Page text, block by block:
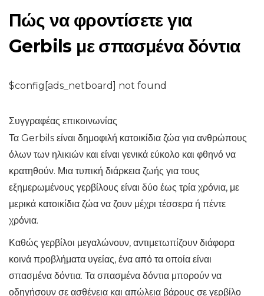
Πώς να φροντίσετε για
Gerbils με σπασμένα δόντια
$config[ads_netboard] not found
Συγγραφέας επικοινωνίας
Τα Gerbils είναι δημοφιλή κατοικίδια ζώα για ανθρώπους
όλων των ηλικιών και είναι γενικά εύκολο και φθηνό να
κρατηθούν. Μια τυπική διάρκεια ζωής για τους
εξημερωμένους γερβίλους είναι δύο έως τρία χρόνια, με
μερικά κατοικίδια ζώα να ζουν μέχρι τέσσερα ή πέντε
χρόνια.
Καθώς γερβίλοι μεγαλώνουν, αντιμετωπίζουν διάφορα
κοινά προβλήματα υγείας, ένα από τα οποία είναι
σπασμένα δόντια. Τα σπασμένα δόντια μπορούν να
οδηγήσουν σε ασθένεια και απώλεια βάρους σε γερβίλο